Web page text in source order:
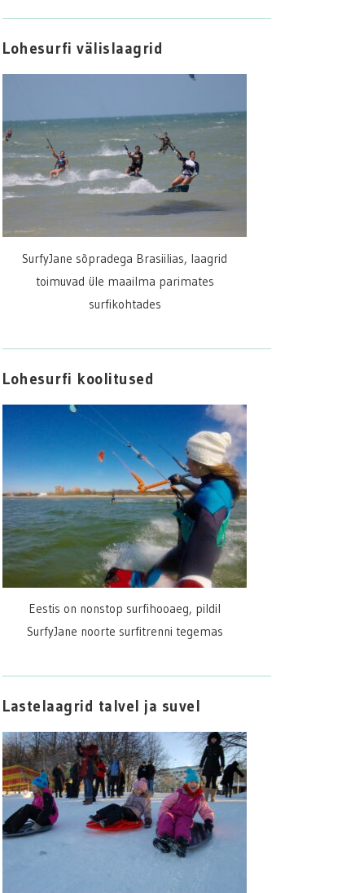
Lohesurfi välislaagrid
SurfyJane sõpradega Brasiilias, laagrid
toimuvad üle maailma parimates
surfikohtades
Lohesurfi koolitused
Eestis on nonstop surfihooaeg, pildil
SurfyJane noorte surfitrenni tegemas
Lastelaagrid talvel ja suvel